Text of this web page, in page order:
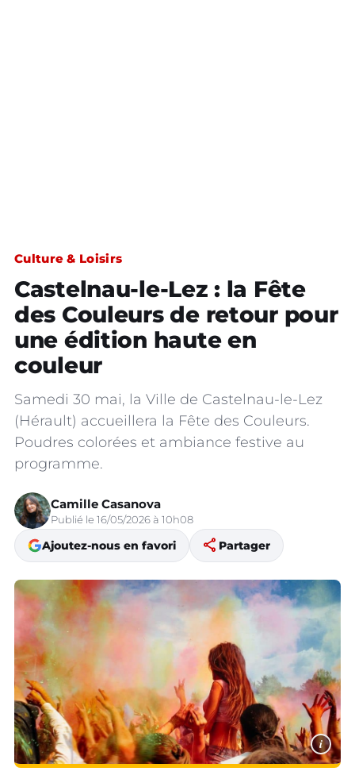
Culture & Loisirs
Castelnau-le-Lez : la Fête
des Couleurs de retour pour
une édition haute en
couleur
Samedi 30 mai, la Ville de Castelnau-le-Lez
(Hérault) accueillera la Fête des Couleurs.
Poudres colorées et ambiance festive au
programme.
Camille Casanova
Publié le 16/05/2026 à 10h08
Ajoutez-nous en favori share Partager
i